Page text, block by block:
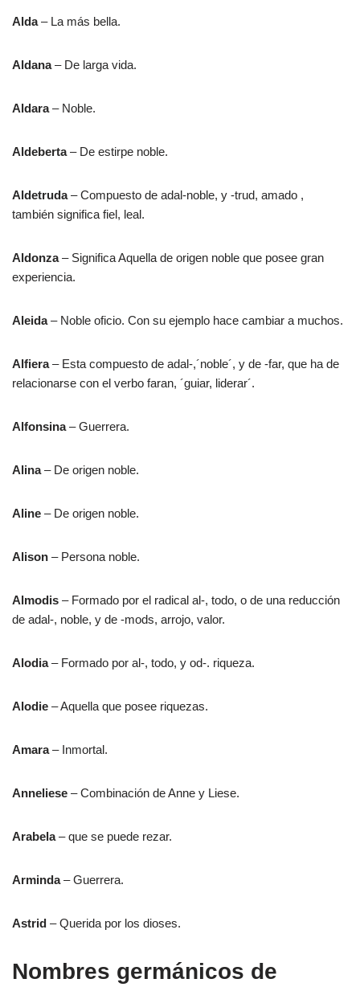
Alda– La más bella.
Aldana– De larga vida.
Aldara– Noble.
Aldeberta– De estirpe noble.
Aldetruda– Compuesto de adal-noble, y -trud, amado ,
también significa fiel, leal.
Aldonza– Significa Aquella de origen noble que posee gran
experiencia.
Aleida– Noble oficio. Con su ejemplo hace cambiar a muchos.
Alfiera– Esta compuesto de adal-,´noble´, y de -far, que ha de
relacionarse con el verbo faran, ´guiar, liderar´.
Alfonsina– Guerrera.
Alina– De origen noble.
Aline – De origen noble.
Alison – Persona noble.
Almodis – Formado por el radical al-, todo, o de una reducción
de adal-, noble, y de -mods, arrojo, valor.
Alodia– Formado por al-, todo, y od-. riqueza.
Alodie – Aquella que posee riquezas.
Amara– Inmortal.
Anneliese – Combinación de Anne y Liese.
Arabela– que se puede rezar.
Arminda– Guerrera.
Astrid – Querida por los dioses.
Nombres germánicos de